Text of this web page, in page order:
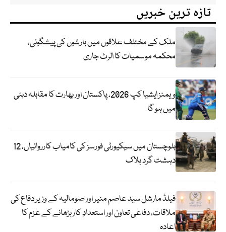
تازہ ترین خبریں
ملک کے مختلف علاقوں میں بارشوں کی پیشگوئی،
محکمہ موسمیات کا الرٹ جاری
ویمنز ایشیا کپ 2026، پاکستان اور بھارت کا مقابلہ دبئی
میں ہو گا
بلوچستان میں سیکیورٹی فورسز کی کامیاب کارروائیاں، 12
دہشت گرد ہلاک
فیلڈ مارشل سید عاصم منیر اور صومالیہ کے وزیر دفاع کی
ملاقات، دفاعی تعاون اور استعدادِ کار بڑھانے کے عزم کا
اعادہ